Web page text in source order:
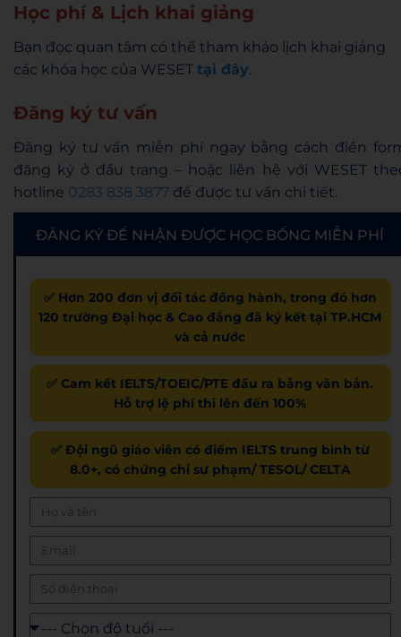
Học phí & Lịch khai giảng
Bạn đọc quan tâm có thể tham khảo lịch khai giảng
các khóa học của WESET tại đây.
Đăng ký tư vấn
Đăng ký tư vấn miễn phí ngay bằng cách điền
đăng ký ở đầu trang – hoặc liên hệ với WESET
hotline 0283 838 3877 để được tư vấn chi tiết.
ĐĂNG KÝ ĐỂ NHẬN ĐƯỢC HỌC BỔNG MIỄN PHÍ
✅ Hơn 200 đơn vị đối tác đồng hành, trong đó hơn
120 trường Đại học & Cao đẳng đã ký kết tại TP.HCM
và cả nước
✅ Cam kết IELTS/TOEIC/PTE đầu ra bằng văn bản.
Hỗ trợ lệ phí thi lên đến 100%
✅ Đội ngũ giáo viên có điểm IELTS trung bình từ
8.0+, có chứng chỉ sư phạm/ TESOL/ CELTA